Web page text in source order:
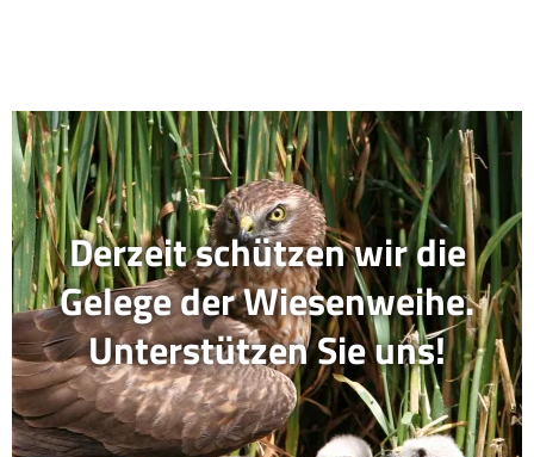
Derzeit schützen wir die
Gelege der Wiesenweihe.
Unterstützen Sie uns!